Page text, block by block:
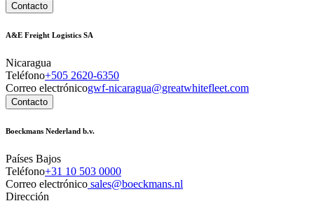
Contacto
A&E Freight Logistics SA
Nicaragua
Teléfono+505 2620-6350
Correo electrónicogwf-nicaragua@greatwhitefleet.com
Contacto
Boeckmans Nederland b.v.
Países Bajos
Teléfono+31 10 503 0000
Correo electrónico sales@boeckmans.nl
Dirección